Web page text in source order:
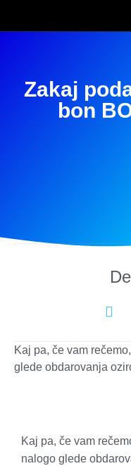
Zakaj
bon
Kaj pa, če vam
glede obdarovanja
Kaj pa, če vam
nalogo glede